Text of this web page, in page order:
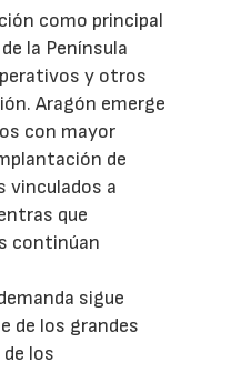
como principal
la Península
y otros
Aragón emerge
con mayor
de
vinculados a
que
continúan
sigue
de los grandes
los